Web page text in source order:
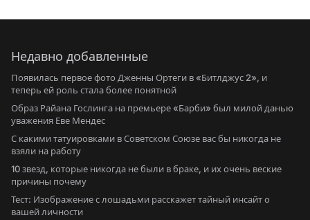
Недавно добавленные
Появилась первое фото Дженны Ортеги в «Битлджус 2», и
теперь ей роль стала более понятной
Образ Райана Гослинга на премьере «Барби» был милой данью
уважения Еве Мендес
С какими татуировками в Советском Союзе вас бы никогда не
взяли на работу
10 звезд, которые никогда не были в браке, и их очень веские
причины почему
Тест: Изображение с лошадьми расскажет тайный инсайт о
вашей личности